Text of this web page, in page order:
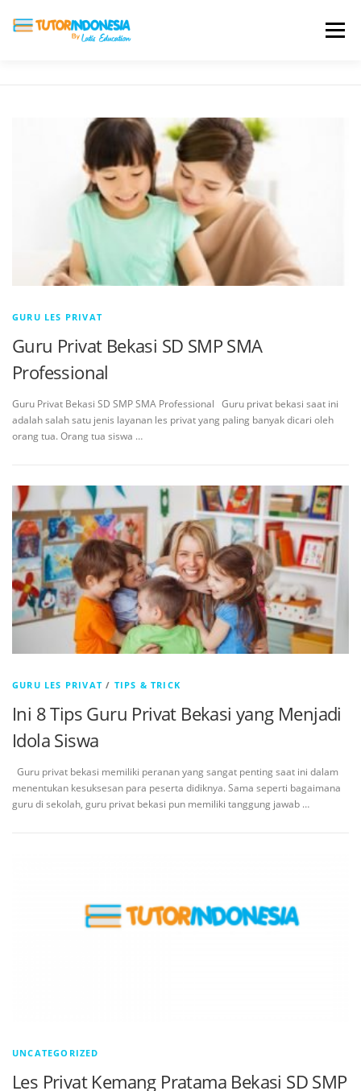
Menu
BIAYA LES TESTIMONI PROFIL ALUMNI
DAFTAR SEKOLAH
GURU LES PRIVAT
Guru Privat Bekasi SD SMP SMA
Professional
Guru Privat Bekasi SD SMP SMA Professional Guru privat bekasi saat ini
adalah salah satu jenis layanan les privat yang paling banyak dicari oleh
orang tua. Orang tua siswa …
GURU LES PRIVAT / TIPS & TRICK
Ini 8 Tips Guru Privat Bekasi yang Menjadi
Idola Siswa
Guru privat bekasi memiliki peranan yang sangat penting saat ini dalam
menentukan kesuksesan para peserta didiknya. Sama seperti bagaimana
guru di sekolah, guru privat bekasi pun memiliki tanggung jawab …
UNCATEGORIZED
Les Privat Kemang Pratama Bekasi SD SMP